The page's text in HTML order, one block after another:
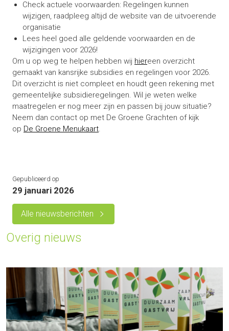
Check actuele voorwaarden: Regelingen kunnen
wijzigen, raadpleeg altijd de website van de uitvoerende
organisatie
Lees heel goed alle geldende voorwaarden en de
wijzigingen voor 2026!
Om u op weg te helpen hebben wij hiereen overzicht
gemaakt van kansrijke subsidies en regelingen voor 2026.
Dit overzicht is niet compleet en houdt geen rekening met
gemeentelijke subsidieregelingen. Wil je weten welke
maatregelen er nog meer zijn en passen bij jouw situatie?
Neem dan contact op met De Groene Grachten of kijk
op De Groene Menukaart.
Gepubliceerd op
29 januari 2026
Alle nieuwsberichten
Overig nieuws